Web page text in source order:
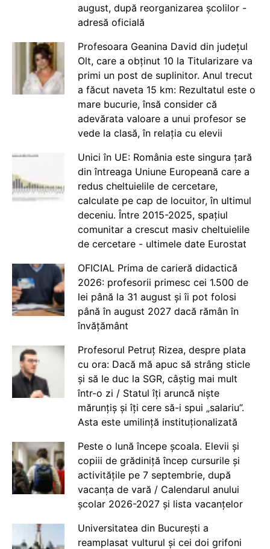
august, după reorganizarea școlilor -
adresă oficială
Profesoara Geanina David din județul
Olt, care a obținut 10 la Titularizare va
primi un post de suplinitor. Anul trecut
a făcut naveta 15 km: Rezultatul este o
mare bucurie, însă consider că
adevărata valoare a unui profesor se
vede la clasă, în relația cu elevii
Unici în UE: România este singura țară
din întreaga Uniune Europeană care a
redus cheltuielile de cercetare,
calculate pe cap de locuitor, în ultimul
deceniu. Între 2015-2025, spațiul
comunitar a crescut masiv cheltuielile
de cercetare - ultimele date Eurostat
OFICIAL Prima de carieră didactică
2026: profesorii primesc cei 1.500 de
lei până la 31 august și îi pot folosi
până în august 2027 dacă rămân în
învățământ
Profesorul Petruț Rizea, despre plata
cu ora: Dacă mă apuc să strâng sticle
și să le duc la SGR, câștig mai mult
într-o zi / Statul îți aruncă niște
mărunțiș și îți cere să-i spui „salariu”.
Asta este umilință instituționalizată
Peste o lună începe școala. Elevii și
copiii de grădiniță încep cursurile și
activitățile pe 7 septembrie, după
vacanța de vară / Calendarul anului
școlar 2026-2027 și lista vacanțelor
Universitatea din București a
reamplasat vulturul și cei doi grifoni